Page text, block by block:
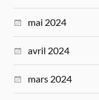
mai 2024
avril 2024
mars 2024